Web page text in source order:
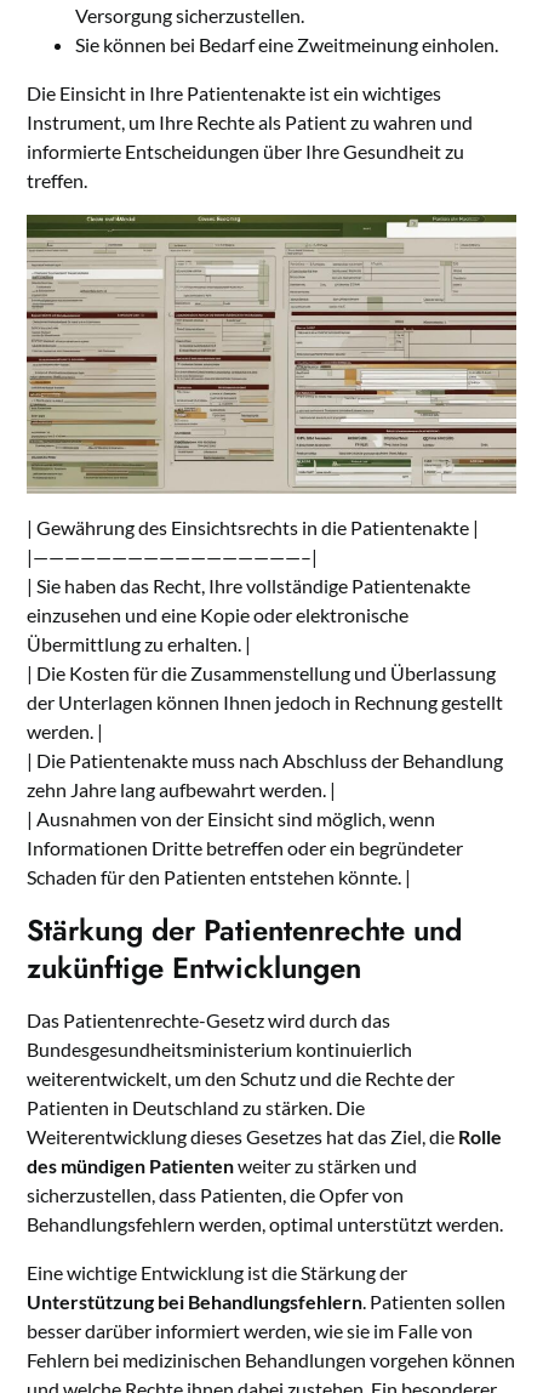
Versorgung sicherzustellen.
Sie können bei Bedarf eine Zweitmeinung einholen.
Die Einsicht in Ihre Patientenakte ist ein wichtiges
Instrument, um Ihre Rechte als Patient zu wahren und
informierte Entscheidungen über Ihre Gesundheit zu
treffen.
| Gewährung des Einsichtsrechts in die Patientenakte |
|—————————————————–|
| Sie haben das Recht, Ihre vollständige Patientenakte
einzusehen und eine Kopie oder elektronische
Übermittlung zu erhalten. |
| Die Kosten für die Zusammenstellung und Überlassung
der Unterlagen können Ihnen jedoch in Rechnung gestellt
werden. |
| Die Patientenakte muss nach Abschluss der Behandlung
zehn Jahre lang aufbewahrt werden. |
| Ausnahmen von der Einsicht sind möglich, wenn
Informationen Dritte betreffen oder ein begründeter
Schaden für den Patienten entstehen könnte. |
Stärkung der Patientenrechte und
zukünftige Entwicklungen
Das Patientenrechte-Gesetz wird durch das
Bundesgesundheitsministerium kontinuierlich
weiterentwickelt, um den Schutz und die Rechte der
Patienten in Deutschland zu stärken. Die
Weiterentwicklung dieses Gesetzes hat das Ziel, die Rolle
des mündigen Patientenweiter zu stärken und
sicherzustellen, dass Patienten, die Opfer von
Behandlungsfehlern werden, optimal unterstützt werden.
Eine wichtige Entwicklung ist die Stärkung der
Unterstützung bei Behandlungsfehlern. Patienten sollen
besser darüber informiert werden, wie sie im Falle von
Fehlern bei medizinischen Behandlungen vorgehen können